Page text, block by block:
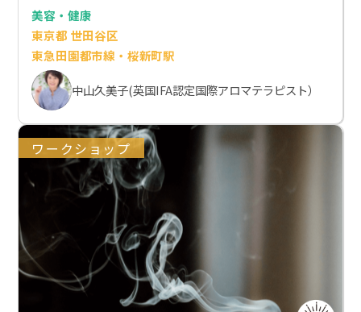
美容・健康
東京都 世田谷区
東急田園都市線・桜新町駅
中山久美子(英国IFA認定国際アロマテラピスト）
ワークショップ